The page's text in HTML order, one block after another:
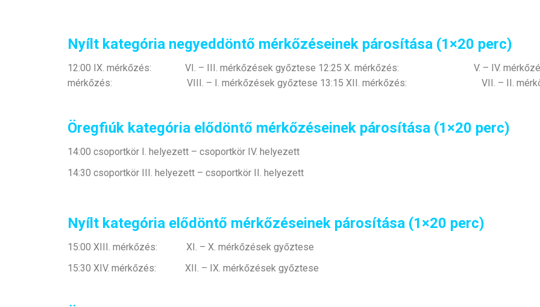
Nyílt kategória negyeddöntő mérkőzéseinek párosítása (1×20 perc)
12:00 IX. mérkőzés: VI. – III. mérkőzések győztese 12:25 X. mérkőzés: V. – IV.
mérkőzés: VIII. – I. mérkőzések győztese 13:15 XII. mérkőzés: VII. – II.
Öregfiúk kategória elődöntő mérkőzéseinek párosítása (1×20 perc)
14:00 csoportkör I. helyezett – csoportkör IV. helyezett
14:30 csoportkör III. helyezett – csoportkör II. helyezett
Nyílt kategória elődöntő mérkőzéseinek párosítása (1×20 perc)
15:00 XIII. mérkőzés: XI. – X. mérkőzések győztese
15:30 XIV. mérkőzés: XII. – IX. mérkőzések győztese